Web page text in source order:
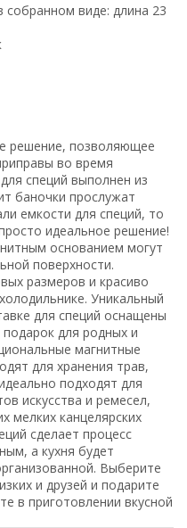
собранном виде: длина 23
решение, позволяющее
во время
специй выполнен из
баночки прослужат
емкости для специй, то
идеальное решение!
основанием могут
поверхности.
размеров и красиво
Уникальный
для специй оснащены
для родных и
магнитные
для хранения трав,
подходят для
искусства и ремесел,
мелких канцелярских
сделает процесс
а кухня будет
Выберите
и друзей и подарите
в приготовлении вкусной